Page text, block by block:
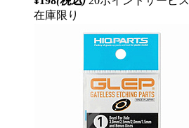
在庫限り